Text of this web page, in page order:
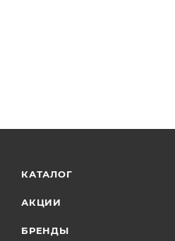
КАТАЛОГ
АКЦИИ
БРЕНДЫ